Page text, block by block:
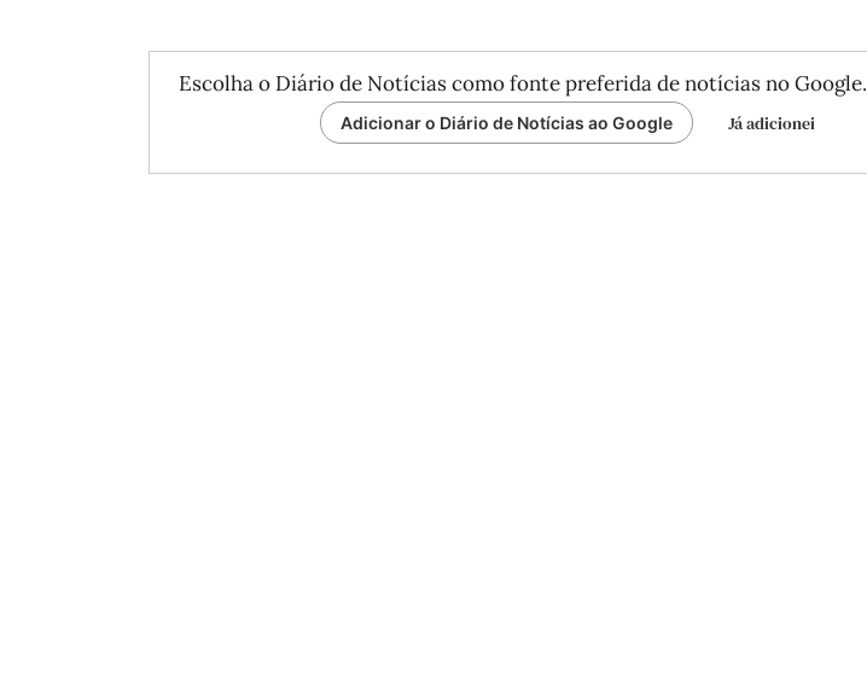
Escolha o Diário de Notícias como fonte preferida de notícias no Google.
Adicionar o Diário de Notícias ao Google Já adicionei